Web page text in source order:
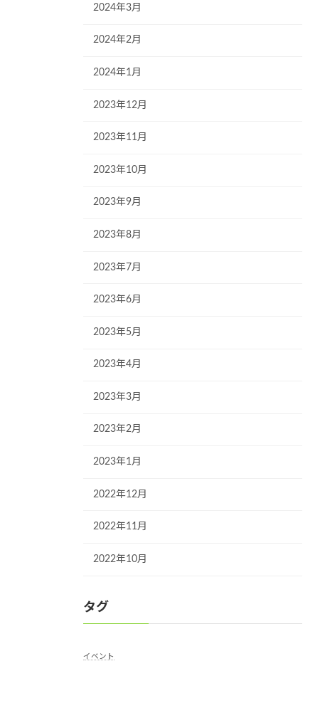
2024年3月
2024年2月
2024年1月
2023年12月
2023年11月
2023年10月
2023年9月
2023年8月
2023年7月
2023年6月
2023年5月
2023年4月
2023年3月
2023年2月
2023年1月
2022年12月
2022年11月
2022年10月
タグ
イベント